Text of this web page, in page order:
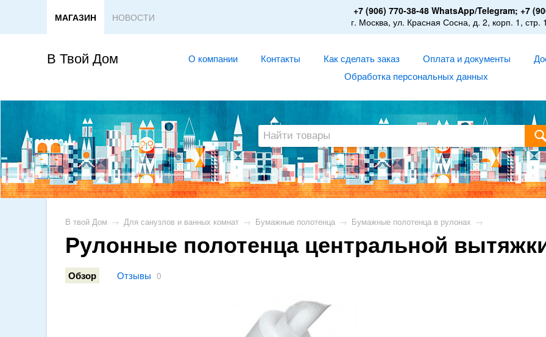
МАГАЗИН НОВОСТИ
+7 (906) 770-38-48 WhatsApp/Telegram; +7
г. Москва, ул. Красная Сосна, д. 2, корп. 1, стр.
В Твой Дом О компании Контакты Как сделать заказ Оплата и документы
Обработка персональных данных
В твой Дом → Для санузлов и ванных комнат → Бумажные полотенца → Бумажные полотенца в рулонах →
Рулонные полотенца центральной
Обзор Отзывы 0